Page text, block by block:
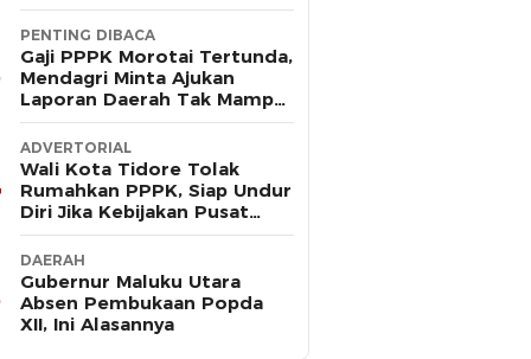
PENTING DIBACA
Gaji PPPK Morotai Tertunda,
Mendagri Minta Ajukan
Laporan Daerah Tak Mampu
Bayar Pegawai
ADVERTORIAL
Wali Kota Tidore Tolak
Rumahkan PPPK, Siap Undur
Diri Jika Kebijakan Pusat
Korbankan Ribuan Pegawai
DAERAH
Gubernur Maluku Utara
Absen Pembukaan Popda
XII, Ini Alasannya